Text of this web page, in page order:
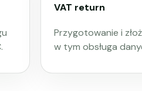
VAT return
Przygotowanie i
w tym obsługa